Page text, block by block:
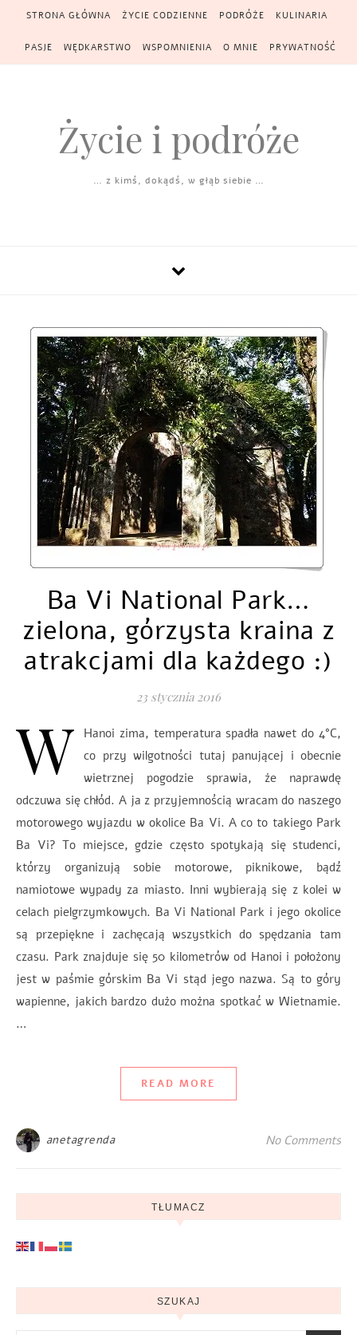
Skip to content
STRONA GŁÓWNA ŻYCIE CODZIENNE PODRÓŻE KULINARIA
PASJE WĘDKARSTWO WSPOMNIENIA O MNIE PRYWATNOŚĆ
Życie i podróże
… z kimś, dokądś, w głąb siebie …
Ba Vi National Park…
zielona, górzysta kraina z
atrakcjami dla każdego :)
23 stycznia 2016
W
Hanoi zima, temperatura spadła nawet do 4°C,
co przy wilgotności tutaj panującej i obecnie
wietrznej pogodzie sprawia, że naprawdę
odczuwa się chłód. A ja z przyjemnością wracam do naszego
motorowego wyjazdu w okolice Ba Vi. A co to takiego Park
Ba Vi? To miejsce, gdzie często spotykają się studenci,
którzy organizują sobie motorowe, piknikowe, bądź
namiotowe wypady za miasto. Inni wybierają się z kolei w
celach pielgrzymkowych. Ba Vi National Park i jego okolice
są przepiękne i zachęcają wszystkich do spędzania tam
czasu. Park znajduje się 50 kilometrów od Hanoi i położony
jest w paśmie górskim Ba Vi stąd jego nazwa. Są to góry
wapienne, jakich bardzo dużo można spotkać w Wietnamie.
…
READ MORE
anetagrenda No Comments
TŁUMACZ
SZUKAJ